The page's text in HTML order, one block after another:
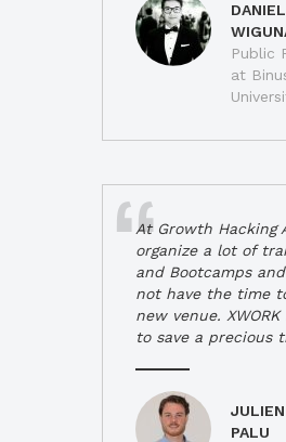
DANIEL
Public
at
At Growth Hacking
organize a lot of
and Bootcamps
not have the time
new venue.
to save a precious
PALU